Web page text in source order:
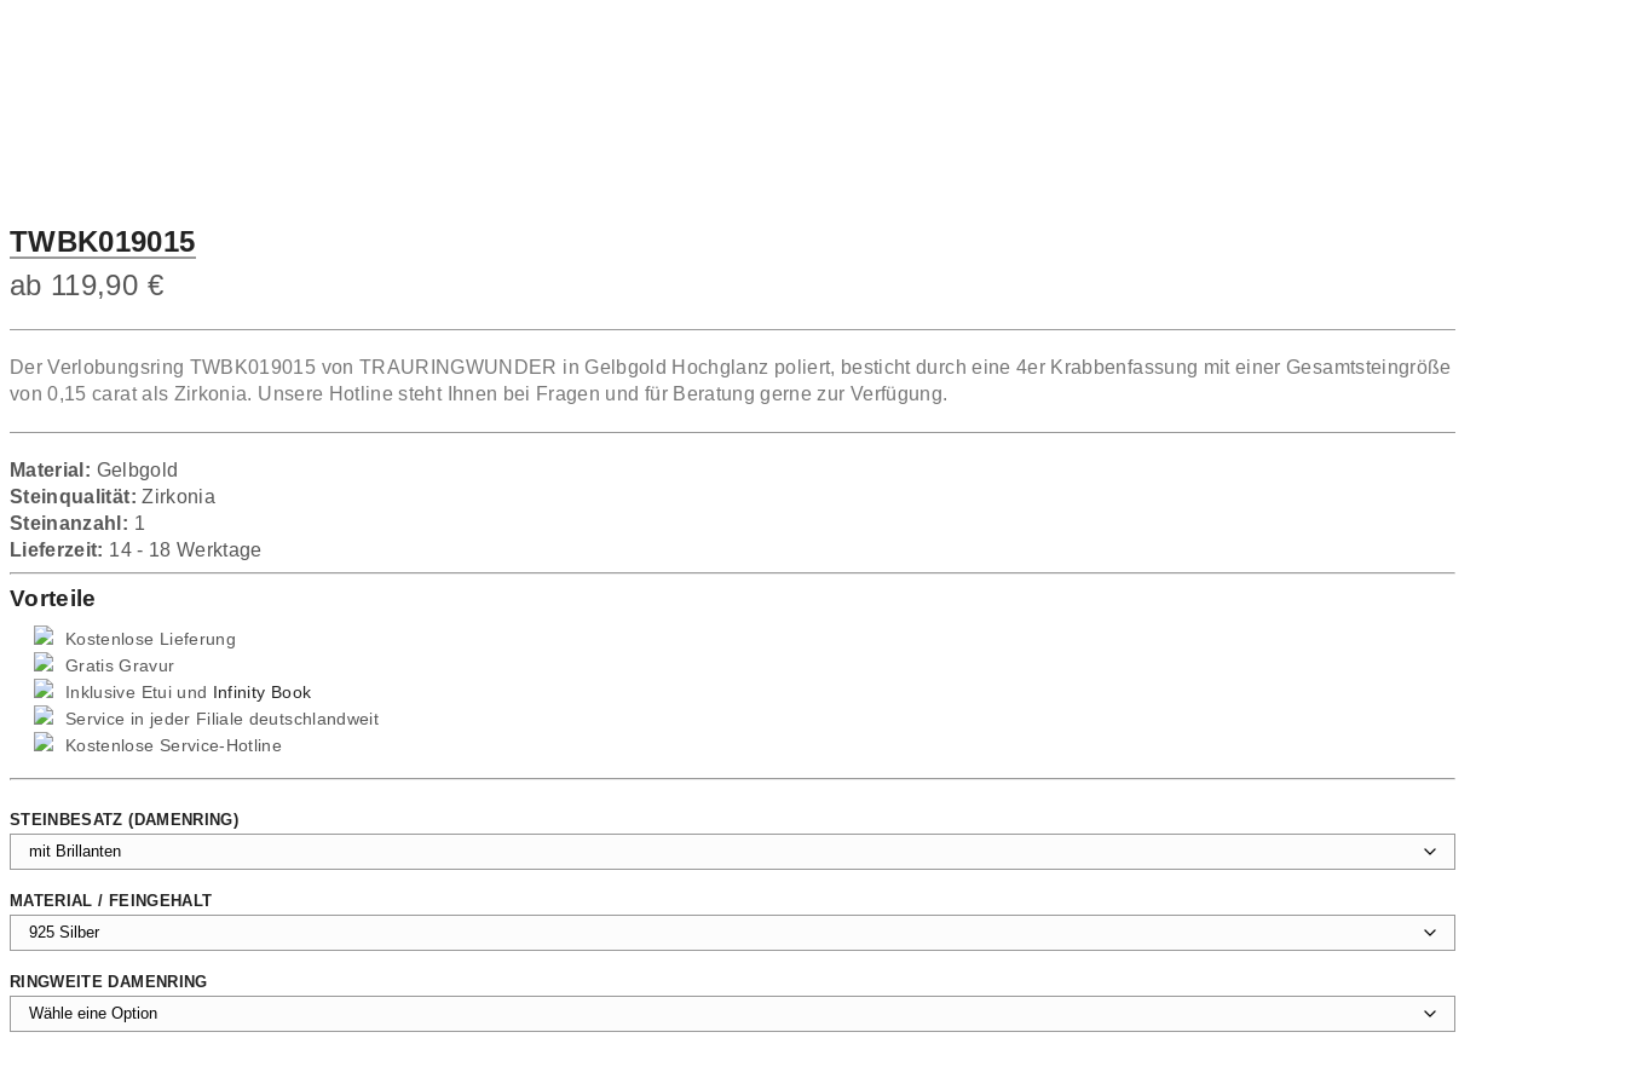
TWBK019015
ab 119,90 €
Der Verlobungsring TWBK019015 von TRAURINGWUNDER in Gelbgold Hochglanz poliert, besticht durch eine 4er Krabbenfassung mit einer Gesamtsteingröße
von 0,15 carat als Zirkonia. Unsere Hotline steht Ihnen bei Fragen und für Beratung gerne zur Verfügung.
Material: Gelbgold
Steinqualität: Zirkonia
Steinanzahl: 1
Lieferzeit: 14 - 18 Werktage
Vorteile
Kostenlose Lieferung
Gratis Gravur
Inklusive Etui und Infinity Book
Service in jeder Filiale deutschlandweit
Kostenlose Service-Hotline
STEINBESATZ (DAMENRING)
MATERIAL / FEINGEHALT
RINGWEITE DAMENRING